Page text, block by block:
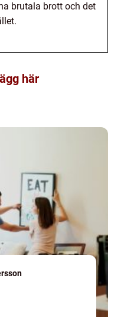
brutala brott och det
här